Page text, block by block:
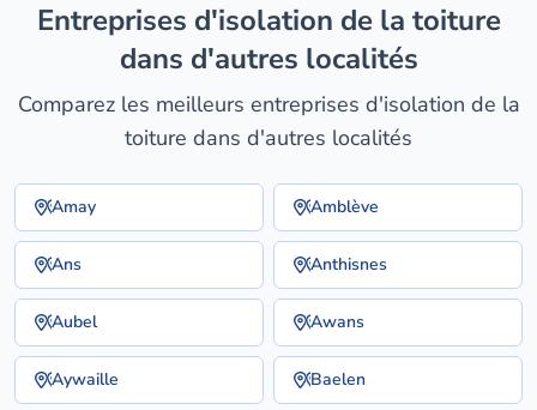
entreprises d'isolation de la toiture
dans d'autres localités
Comparez les meilleurs entreprises d'isolation de la
toiture dans d'autres localités
Amay Amblève
Ans Anthisnes
Aubel Awans
Aywaille Baelen